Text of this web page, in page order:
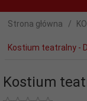
Strona główna
Kostium teatralny -
Kostium